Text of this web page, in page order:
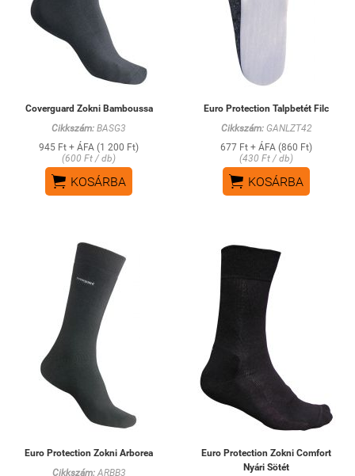
Coverguard Zokni Bamboussa
Cikkszám: BASG3
945 Ft + ÁFA (1 200 Ft)
(600 Ft / db)
 KOSÁRBA
Euro Protection Talpbetét Filc
Cikkszám:GANLZT42
677 Ft + ÁFA (860 Ft)
(430 Ft / db)
 KOSÁRBA
Euro Protection Zokni Arborea
Cikkszám:ARBB3
Euro Protection Zokni Comfort
Nyári Sötét